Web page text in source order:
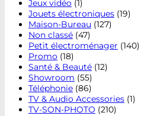
Jeux vidéo (1)
Jouets électroniques (19)
Maison-Bureau (127)
Non classé (47)
Petit électroménager (140)
Promo (18)
Santé & Beauté (12)
Showroom (55)
Téléphonie (86)
TV & Audio Accessories (1)
TV-SON-PHOTO (210)